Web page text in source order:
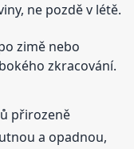
ne pozdě v létě.
zimě nebo
zkracování.
přirozeně
a opadnou,